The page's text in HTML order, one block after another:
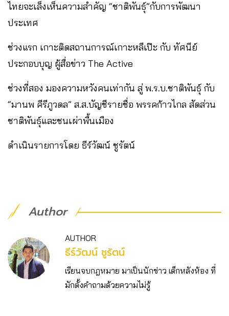
ไทยจะเล็งเห็นความสำคัญ “ชาติพันธุ์”กับการพัฒนา
ประเทศ
ช่วงแรก เกาะติดสถานการณ์เกาะหลีเป๊ะ กับ ทัศนีย์
ประกอบบุญ ผู้สื่อข่าว The Active
ช่วงที่สอง มองความหวังคนเท่ากัน สู่ พ.ร.บ.ชาติพันธุ์ กับ
“มานพ คีรีภูวดล” ส.ส.บัญชีรายชื่อ พรรคก้าวไกล สัดส่วน
ชาติพันธุ์และชนเผ่าพื้นเมือง
ดำเนินรายการโดย ธีร์วัฒน์ ชูรัตน์
Author
AUTHOR
ธีร์วัฒน์ ชูรัตน์
เรียนจบกฎหมาย มาเป็นนักข่าว เด็กหลังห้อง ที่
มักตั้งคำถามด้วยความไม่รู้